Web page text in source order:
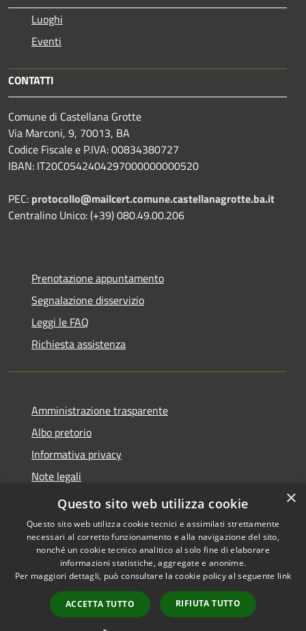
Luoghi
Eventi
CONTATTI
Comune di Castellana Grotte
Via Marconi, 9, 70013, BA
Codice Fiscale e P.IVA: 00834380727
IBAN: IT20C0542404297000000000520
PEC: protocollo@mailcert.comune.castellanagrotte.ba.it
Centralino Unico: (+39) 080.49.00.206
Prenotazione appuntamento
Segnalazione disservizio
Leggi le FAQ
Richiesta assistenza
Amministrazione trasparente
Albo pretorio
Informativa privacy
Note legali
Dichiarazione di accessibilità
Accessibilità
Copyright © 2026 • Comune di
Castellana Grotte • Powered
byMunicipium
Accesso
redazione
×
Questo sito web utilizza cookie
Questo sito web utilizza cookie tecnici e assimilati strettamente
necessari al corretto funzionamento e alla navigazione del sito,
nonché un cookie tecnico analitico al solo fine di elaborare
informazioni statistiche, aggregate e anonime.
Per maggiori dettagli, può consultare la cookie policy al seguente link
ACCETTA TUTTO RIFIUTA TUTTO